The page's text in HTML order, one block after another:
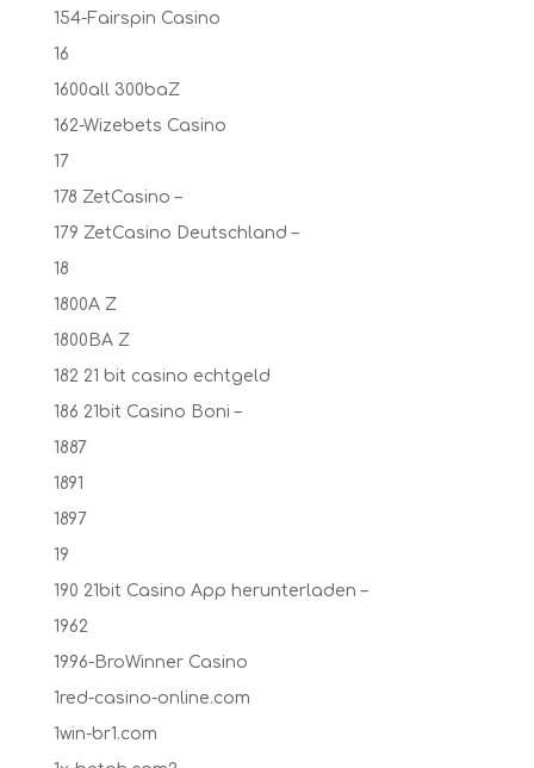
154-Fairspin Casino
16
1600all 300baZ
162-Wizebets Casino
17
178 ZetCasino –
179 ZetCasino Deutschland –
18
1800A Z
1800BA Z
182 21 bit casino echtgeld
186 21bit Casino Boni –
1887
1891
1897
19
190 21bit Casino App herunterladen –
1962
1996-BroWinner Casino
1red-casino-online.com
1win-br1.com